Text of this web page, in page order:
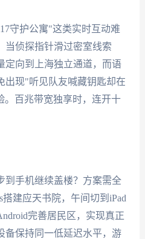
守护公寓"这类实时互动难
当侦探指针滑过密室线索
定向到上海独立通道，而语
出现"听见队友喊藏钥匙却在
。百兆带宽独享时，连开十
到手机继续盖楼？方案需全
建应天书院，午间切到iPad
完善居民区，实现真正
备保持同一低延迟水平，游